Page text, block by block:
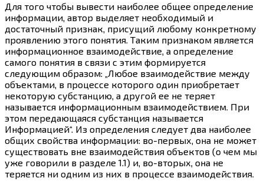
Для того чтобы вывести наиболее общее определение
информации, автор выделяет необходимый и
достаточный признак, присущий любому конкретному
проявлению этого понятия. Таким признаком является
информационное взаимодействие, а определение
самого понятия в связи с этим формируется
следующим образом: „Любое взаимодействие между
объектами, в процессе которого один приобретает
некоторую субстанцию, а другой ее не теряет
называется информационным взаимодействием. При
этом передающаяся субстанция называется
Информацией“. Из определения следует два наиболее
общих свойства информации: во-первых, она не может
существовать вне взаимодействия объектов (о чем мы
уже говорили в разделе 1.1) и, во-вторых, она не
теряется ни одним из них в процессе взаимодействия.